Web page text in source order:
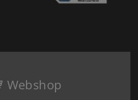
Webshop